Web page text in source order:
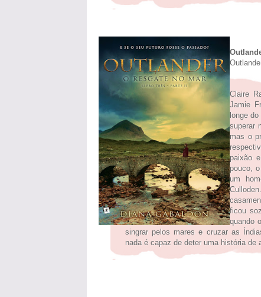
Claire
Jamie
longe
superar
mas o
paixão
pouco,
um
ficou
quando
singrar pelos mares e cruzar as
nada é capaz de deter uma história